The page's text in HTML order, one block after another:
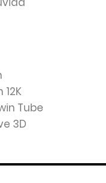
12K
Tube
3D